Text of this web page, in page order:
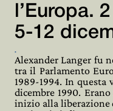
Alexander Langer
Partecipa
l’Europa.
5-12
.
Alexander Langer fu
tra il Parlamento
1989-1994. In questa
dicembre 1990.
inizio alla liberazione